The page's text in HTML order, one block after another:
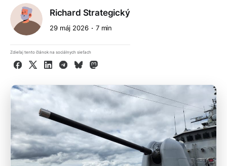
Richard Strategický
29 máj 2026 7 min
Zdieľaj tento článok na sociálnych sieťach
Facebook
X LinkedInTelegram
BlueskyMastodon